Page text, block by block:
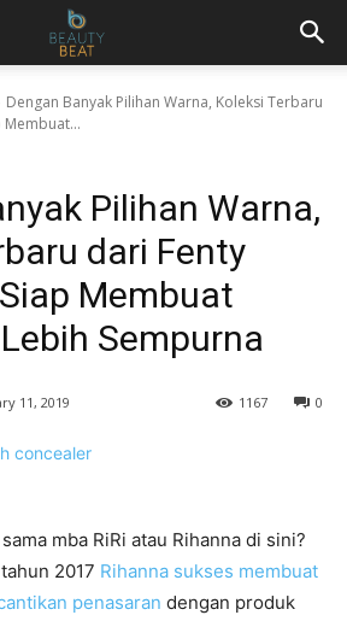
Dengan Banyak Pilihan Warna, Koleksi Terbaru
Membuat...
Pilihan Warna,
dari Fenty
Membuat
Sempurna
11, 2019 0
1167
mba RiRi atau Rihanna di sini?
2017 Rihanna sukses membuat
penasaran dengan produk